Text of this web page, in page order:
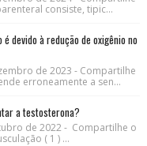
consiste, tipic...
devido à redução de oxigênio no
de 2023 - Compartilhe
erroneamente a sen...
a testosterona?
de 2022 - Compartilhe o
( 1 ) ...